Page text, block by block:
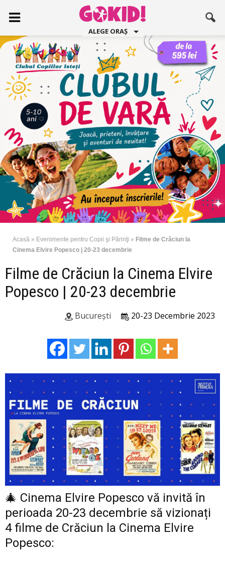
ALEGE ORAȘ
Acasă » Evenimente pentru Copii şi Părinţi » Filme de Crăciun la
Cinema Elvire Popesco | 20-23 decembrie
Filme de Crăciun la Cinema Elvire
Popesco | 20-23 decembrie
20-23 Decembrie 2023
București
🎄 Cinema Elvire Popesco vă invită în
perioada 20-23 decembrie să vizionați
4 filme de Crăciun la Cinema Elvire
Popesco: